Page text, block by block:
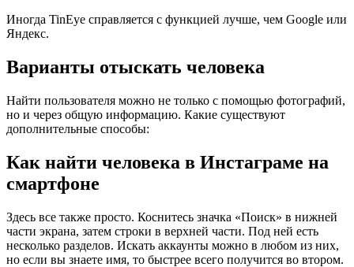
Иногда TinEye справляется с функцией лучше, чем Google или
Яндекс.
Варианты отыскать человека
Найти пользователя можно не только с помощью фотографий,
но и через общую информацию. Какие существуют
дополнительные способы:
Как найти человека в Инстаграме на
смартфоне
Здесь все также просто. Коснитесь значка «Поиск» в нижней
части экрана, затем строки в верхней части. Под ней есть
несколько разделов. Искать аккаунты можно в любом из них,
но если вы знаете имя, то быстрее всего получится во втором.